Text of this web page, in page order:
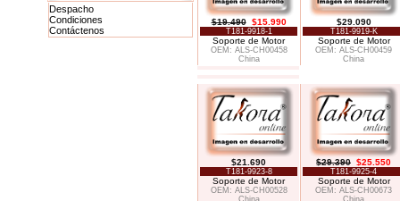
Despacho
Condiciones
Contáctenos
$19.490 $15.990
T181-9918-1
Soporte de Motor
OEM: ALS-CH00458
China
$29.090
T181-9919-K
Soporte de Motor
OEM: ALS-CH00459
China
$21.690
T181-9923-8
Soporte de Motor
OEM: ALS-CH00528
China
$29.390 $25.550
T181-9925-4
Soporte de Motor
OEM: ALS-CH00673
China